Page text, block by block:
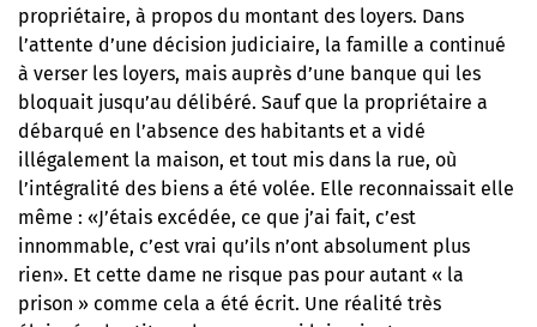
propriétaire, à propos du montant des loyers. Dans
l’attente d’une décision judiciaire, la famille a continué
à verser les loyers, mais auprès d’une banque qui les
bloquait jusqu’au délibéré. Sauf que la propriétaire a
débarqué en l’absence des habitants et a vidé
illégalement la maison, et tout mis dans la rue, où
l’intégralité des biens a été volée. Elle reconnaissait elle
même : «J’étais excédée, ce que j’ai fait, c’est
innommable, c’est vrai qu’ils n’ont absolument plus
rien». Et cette dame ne risque pas pour autant « la
prison » comme cela a été écrit. Une réalité très